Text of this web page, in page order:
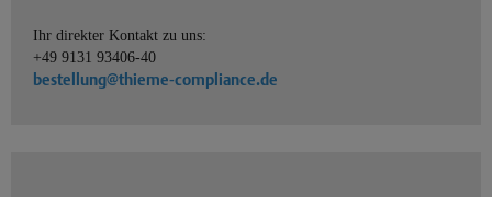
Ihr direkter Kontakt zu uns:
+49 9131 93406-40
bestellung@thieme-compliance.de